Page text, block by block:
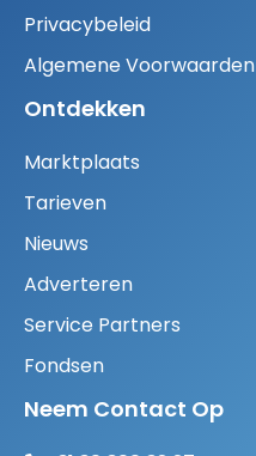
Privacybeleid
Algemene Voorwaarden
Ontdekken
Marktplaats
Tarieven
Nieuws
Adverteren
Service Partners
Fondsen
Neem Contact Op